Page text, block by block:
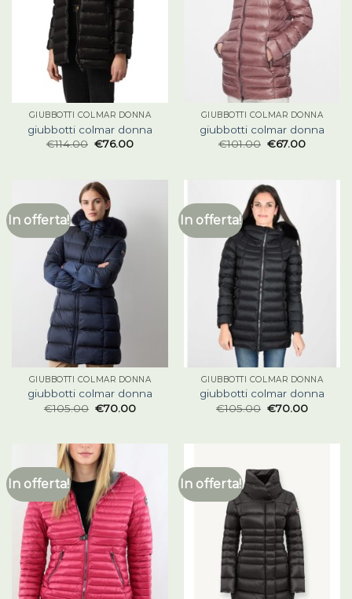
GIUBBOTTI COLMAR DONNA
giubbotti colmar donna
€114.00 €76.00
GIUBBOTTI COLMAR DONNA
giubbotti colmar donna
€101.00 €67.00
In offerta!
GIUBBOTTI COLMAR DONNA
giubbotti colmar donna
€105.00 €70.00
In offerta!
GIUBBOTTI COLMAR DONNA
giubbotti colmar donna
€105.00 €70.00
In offerta! In offerta!